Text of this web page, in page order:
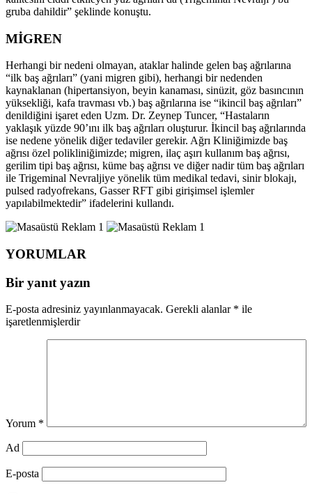
gruba dahildir” şeklinde konuştu.
MİGREN
Herhangi bir nedeni olmayan, ataklar halinde gelen baş ağrılarına
“ilk baş ağrıları” (yani migren gibi), herhangi bir nedenden
kaynaklanan (hipertansiyon, beyin kanaması, sinüzit, göz basıncının
yüksekliği, kafa travması vb.) baş ağrılarına ise “ikincil baş ağrıları”
denildiğini işaret eden Uzm. Dr. Zeynep Tuncer, “Hastaların
yaklaşık yüzde 90’ını ilk baş ağrıları oluşturur. İkincil baş ağrılarında
ise nedene yönelik diğer tedaviler gerekir. Ağrı Kliniğimizde baş
ağrısı özel polikliniğimizde; migren, ilaç aşırı kullanım baş ağrısı,
gerilim tipi baş ağrısı, küme baş ağrısı ve diğer nadir tüm baş ağrıları
ile Trigeminal Nevraljiye yönelik tüm medikal tedavi, sinir blokajı,
pulsed radyofrekans, Gasser RFT gibi girişimsel işlemler
yapılabilmektedir” ifadelerini kullandı.
YORUMLAR
Bir yanıt yazın
E-posta adresiniz yayınlanmayacak. Gerekli alanlar * ile
işaretlenmişlerdir
Yorum *
Ad
E-posta